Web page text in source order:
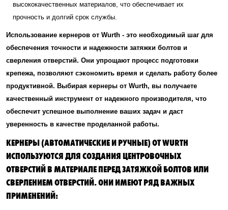
высококачественных материалов, что обеспечивает их
прочность и долгий срок службы.
Использование кернеров от Wurth - это необходимый шаг для
обеспечения точности и надежности затяжки болтов и
сверления отверстий. Они упрощают процесс подготовки
крепежа, позволяют сэкономить время и сделать работу более
продуктивной. Выбирая кернеры от Wurth, вы получаете
качественный инструмент от надежного производителя, что
обеспечит успешное выполнение ваших задач и даст
уверенность в качестве проделанной работы.
КЕРНЕРЫ (АВТОМАТИЧЕСКИЕ И РУЧНЫЕ) ОТ WURTH
ИСПОЛЬЗУЮТСЯ ДЛЯ СОЗДАНИЯ ЦЕНТРОВОЧНЫХ
ОТВЕРСТИЙ В МАТЕРИАЛЕ ПЕРЕД ЗАТЯЖКОЙ БОЛТОВ ИЛИ
СВЕРЛЕНИЕМ ОТВЕРСТИЙ. ОНИ ИМЕЮТ РЯД ВАЖНЫХ
ПРИМЕНЕНИЙ: